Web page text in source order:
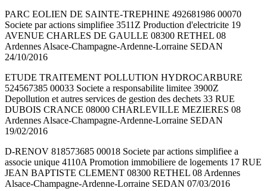
PARC EOLIEN DE SAINTE-TREPHINE 492681986 00070
Societe par actions simplifiee 3511Z Production d'electricite 19
AVENUE CHARLES DE GAULLE 08300 RETHEL 08
Ardennes Alsace-Champagne-Ardenne-Lorraine SEDAN
24/10/2016
ETUDE TRAITEMENT POLLUTION HYDROCARBURE
524567385 00033 Societe a responsabilite limitee 3900Z
Depollution et autres services de gestion des dechets 33 RUE
DUBOIS CRANCE 08000 CHARLEVILLE MEZIERES 08
Ardennes Alsace-Champagne-Ardenne-Lorraine SEDAN
19/02/2016
D-RENOV 818573685 00018 Societe par actions simplifiee a
associe unique 4110A Promotion immobiliere de logements 17 RUE
JEAN BAPTISTE CLEMENT 08300 RETHEL 08 Ardennes
Alsace-Champagne-Ardenne-Lorraine SEDAN 07/03/2016